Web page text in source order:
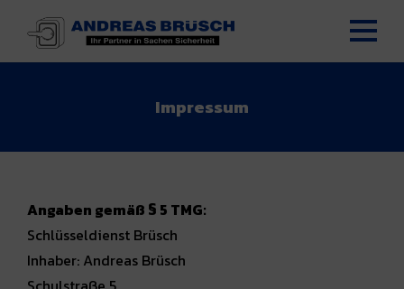
Impressum
Angaben gemäß § 5 TMG:
Schlüsseldienst Brüsch
Inhaber: Andreas Brüsch